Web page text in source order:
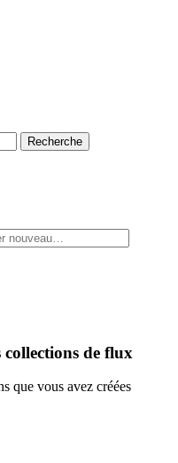
Recherche
de flux
que vous avez créées